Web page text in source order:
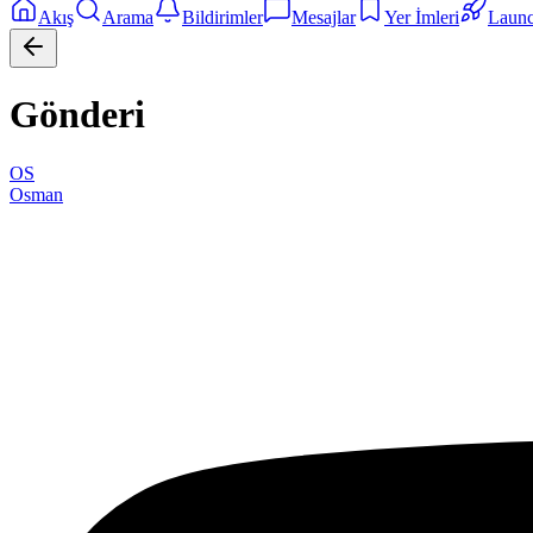
Akış Arama Bildirimler Mesajlar Yer İmleri
Gönderi
OS
Osman